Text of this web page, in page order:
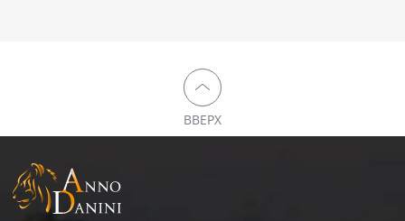
ВВЕРХ